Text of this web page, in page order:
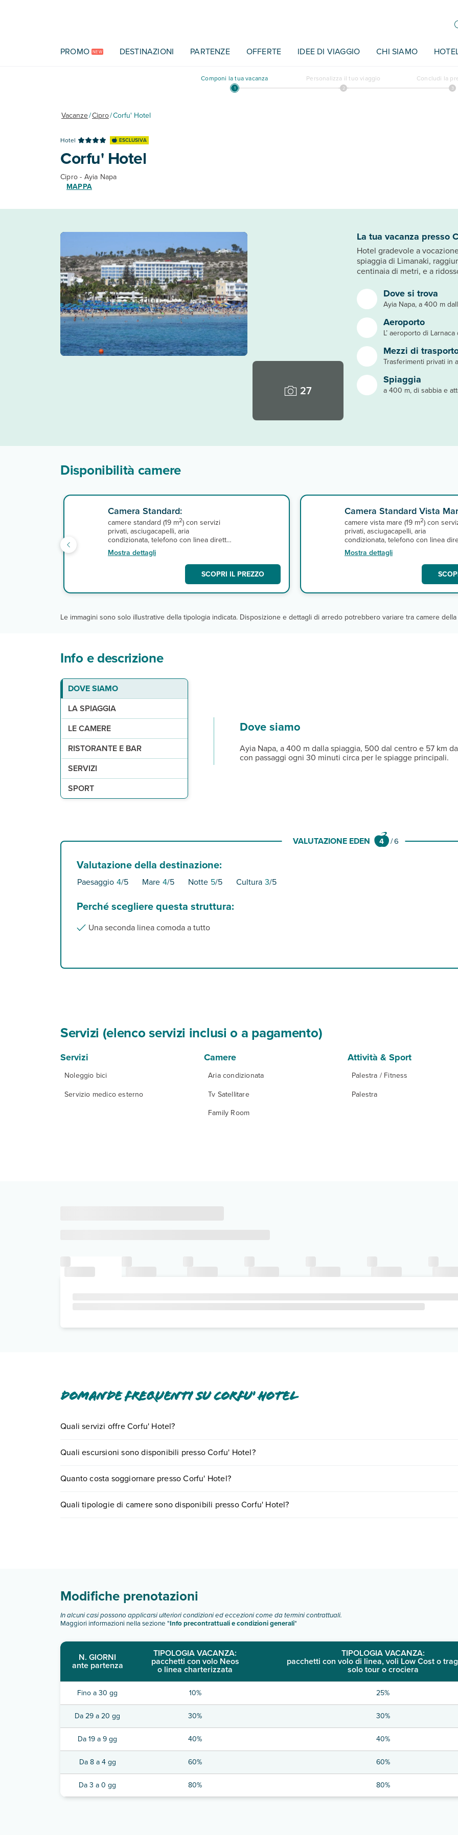
PROMO NEW DESTINAZIONI PARTENZE OFFERTE IDEE DI VIAGGIO CHI SIAMO
Componi la tua vacanza Personalizza il tuo viaggio Concludi la
Vacanze/Cipro/Corfu' Hotel
Hotel ESCLUSIVA
Corfu' Hotel
Cipro - Ayia Napa
MAPPA
27
Dove si trova
Ayia Napa, a 400 m
Aeroporto
L’ aeroporto di
Mezzi di
Trasferimenti privati in
Spiaggia
a 400 m, di sabbia e
La tua vacanza presso
Hotel gradevole a
spiaggia di Limanaki,
centinaia di metri, e a
Disponibilità camere
Camera Standard:
camere standard (19 m2) con servizi
privati, asciugacapelli, aria
condizionata, telefono con linea diretta,
tv satellitare, connessione wi-fi,
minifrigo, cassetta di sicurezza e
Mostra dettagli
SCOPRI IL PREZZO
Camera Standard Vista
camere vista mare (19 m2) con
privati, asciugacapelli, aria
condizionata, telefono con linea
tv satellitare, connessione wi-fi,
minifrigo, cassetta di sicurezza e
Mostra dettagli
Le immagini sono solo illustrative della tipologia indicata. Disposizione e dettagli di arredo potrebbero variare tra camere
Info e descrizione
DOVE SIAMO
LA SPIAGGIA
LE CAMERE
RISTORANTE E BAR
SERVIZI
SPORT
Dove siamo
Ayia Napa, a 400 m dalla spiaggia, 500 dal centro e 57 km
con passaggi ogni 30 minuti circa per le spiagge principali.
La spiaggia
a 400 m, di sabbia e attrezzata con lettini e ombrelloni a pagamento (teli mare a pagamento in hotel).
Le camere
164 camere (19 m
Ristorante e Bar
1 ristorante e 2 bar.
Servizi
3 piscine, di cui 2 per bambini, con lettini e ombrelloni a disposizione (teli mare a pagamento). Parcheggio e
Sport
palestra.
VALUTAZIONE EDEN 4 /6
Valutazione della destinazione:
Paesaggio 4/5 Mare 4/5 Notte 5/5 Cultura 3/5
Perché scegliere questa struttura:
Una seconda linea comoda a tutto
Servizi (elenco servizi inclusi o a pagamento)
Servizi
Noleggio bici
Servizio medico esterno
Camere
Aria condizionata
Tv Satellitare
Family Room
Attività & Sport
Palestra / Fitness
Palestra
Domande frequenti su Corfu' Hotel
Quali servizi offre Corfu' Hotel?
Scopri tutti i dettagli nel paragrafo dedicato "Info e descrizione
Quali escursioni sono disponibili presso Corfu' Hotel?
oprenotando un appuntamento.
Quanto costa soggiornare presso Corfu' Hotel?
partire.
Quali tipologie di camere sono disponibili presso Corfu' Hotel?
Modifiche prenotazioni
In alcuni casi possono applicarsi ulteriori condizioni ed eccezioni come da termini contrattuali.
Maggiori informazioni nella sezione "Info precontrattuali e condizioni generali"
N. GIORNI
ante partenza
TIPOLOGIA VACANZA:
pacchetti con volo Neos
o linea charterizzata
TIPOLOGIA VACANZA:
pacchetti con volo di linea, voli Low Cost o
solo tour o crociera
Fino a 30 gg 10% 25%
Da 29 a 20 gg 30% 30%
Da 19 a 9 gg 40% 40%
Da 8 a 4 gg 60% 60%
Da 3 a 0 gg 80% 80%